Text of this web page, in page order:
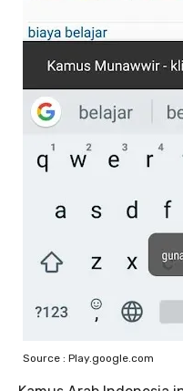
Source : Play.google.com